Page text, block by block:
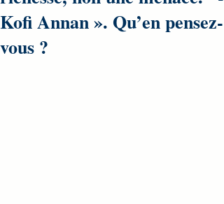
Kofi Annan ». Qu’en pensez-
vous ?